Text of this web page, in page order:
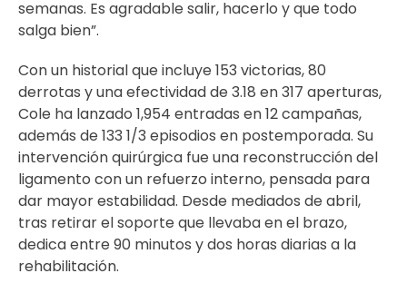
semanas. Es agradable salir, hacerlo y que todo
salga bien”.
Con un historial que incluye 153 victorias, 80
derrotas y una efectividad de 3.18 en 317 aperturas,
Cole ha lanzado 1,954 entradas en 12 campañas,
además de 133 1/3 episodios en postemporada. Su
intervención quirúrgica fue una reconstrucción del
ligamento con un refuerzo interno, pensada para
dar mayor estabilidad. Desde mediados de abril,
tras retirar el soporte que llevaba en el brazo,
dedica entre 90 minutos y dos horas diarias a la
rehabilitación.